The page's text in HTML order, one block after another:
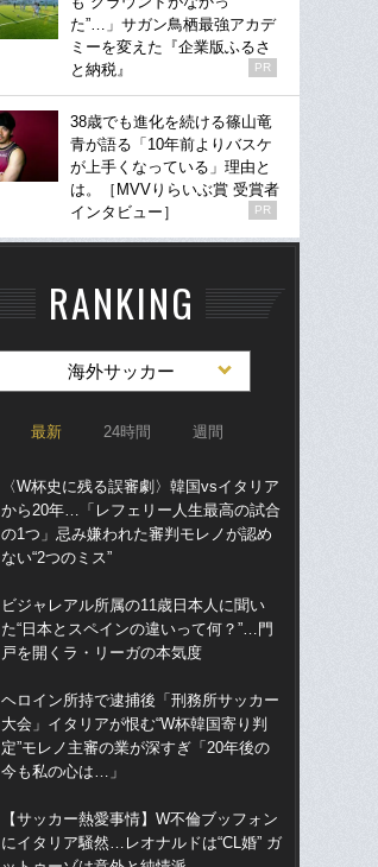
た”…」サガン鳥栖最強アカデ
ミーを変えた『企業版ふるさ
と納税』
PR
38歳でも進化を続ける篠山竜
青が語る「10年前よりバスケ
が上手くなっている」理由と
は。［MVVりらいぶ賞 受賞者
インタビュー］
PR
RANKING
海外サッカー
最新 24時間 週間
〈W杯史に残る誤審劇〉韓国vsイタリア
から20年…「レフェリー人生最高の試合
の1つ」忌み嫌われた審判モレノが認め
ない“2つのミス”
ビジャレアル所属の11歳日本人に聞い
た“日本とスペインの違いって何？”…門
戸を開くラ・リーガの本気度
ヘロイン所持で逮捕後「刑務所サッカー
大会」イタリアが恨む“W杯韓国寄り判
定”モレノ主審の業が深すぎ「20年後の
今も私の心は…」
【サッカー熱愛事情】W不倫ブッフォン
にイタリア騒然…レオナルドは“CL婚” ガ